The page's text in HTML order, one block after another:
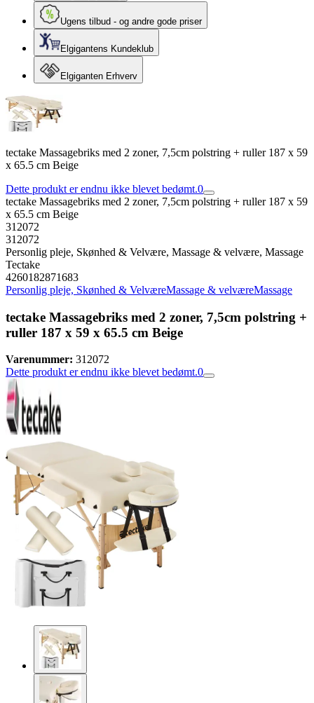
Ugens tilbud - og andre gode priser
Elgigantens Kundeklub
Elgiganten Erhverv
tectake Massagebriks med 2 zoner, 7,5cm polstring + ruller 187 x 59
x 65.5 cm Beige
Dette produkt er endnu ikke blevet bedømt.0
tectake Massagebriks med 2 zoner, 7,5cm polstring + ruller 187 x 59
x 65.5 cm Beige
312072
312072
Personlig pleje, Skønhed & Velvære, Massage & velvære, Massage
Tectake
4260182871683
Personlig pleje, Skønhed & VelværeMassage & velværeMassage
tectake Massagebriks med 2 zoner, 7,5cm polstring +
ruller 187 x 59 x 65.5 cm Beige
Varenummer: 312072
Dette produkt er endnu ikke blevet bedømt.0